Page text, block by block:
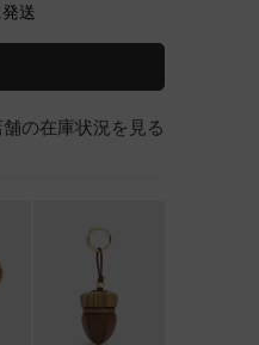
送
舗の在庫状況を見る